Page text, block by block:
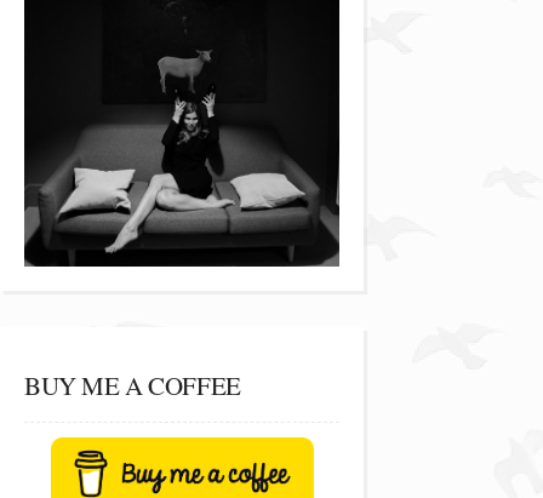
BUY ME A COFFEE